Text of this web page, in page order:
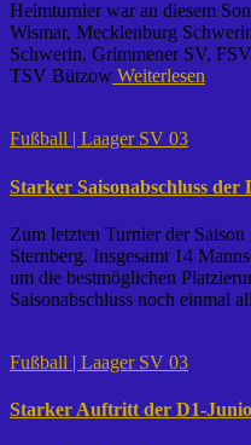
Heimturnier war an diesem
Wismar, Mecklenburg
Schwerin, Grimmener SV,
TSV Bützow Weiterlesen
Fußball | Laager SV 03
Starker Saisonabschluss der
Zum letzten Turnier der
Sternberg. Insgesamt 14
um die bestmöglichen
Saisonabschluss noch einmal
Fußball | Laager SV 03
Starker Auftritt der D1-